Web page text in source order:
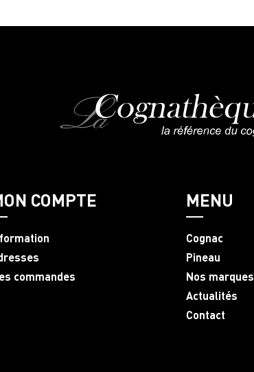
COMPTE
commandes
MENU
Cognac
Pineau
Nos marques
Actualités
Contact